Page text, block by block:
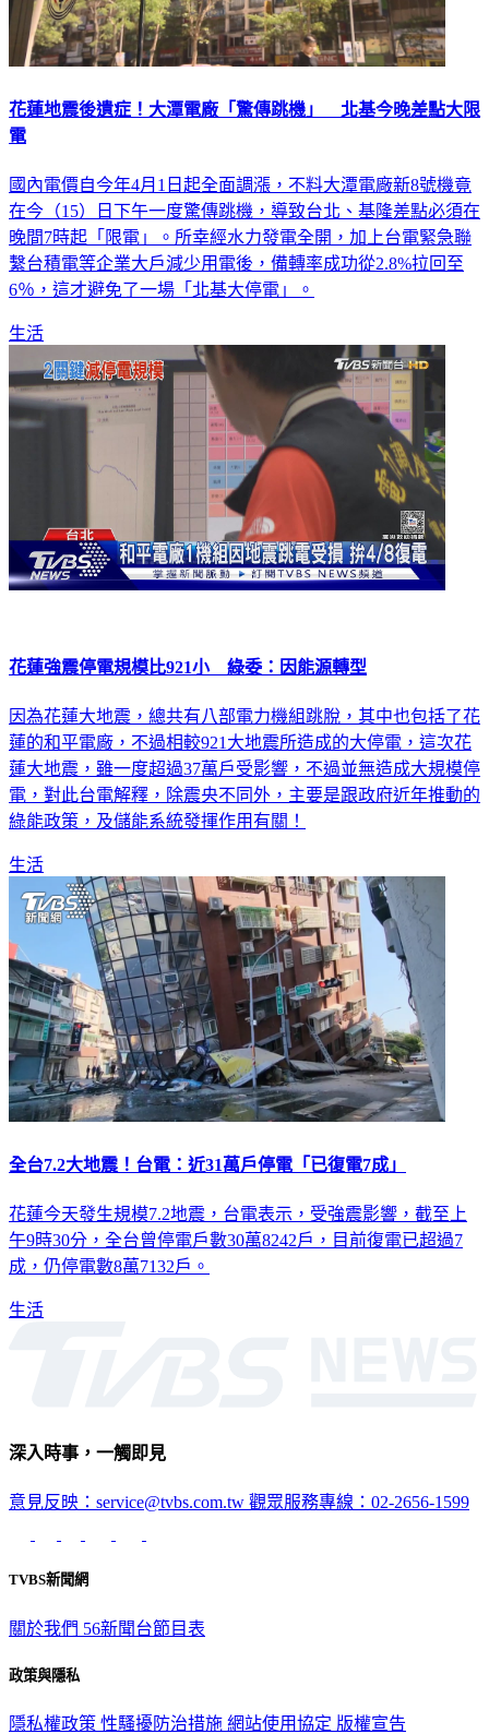
花蓮地震後遺症！大潭電廠「驚傳跳機」 北基今晚差點大限
電
國內電價自今年4月1日起全面調漲，不料大潭電廠新8號機竟
在今（15）日下午一度驚傳跳機，導致台北、基隆差點必須在
晚間7時起「限電」。所幸經水力發電全開，加上台電緊急聯
繫台積電等企業大戶減少用電後，備轉率成功從2.8%拉回至
6％，這才避免了一場「北基大停電」。
生活
花蓮強震停電規模比921小 綠委：因能源轉型
因為花蓮大地震，總共有八部電力機組跳脫，其中也包括了花
蓮的和平電廠，不過相較921大地震所造成的大停電，這次花
蓮大地震，雖一度超過37萬戶受影響，不過並無造成大規模停
電，對此台電解釋，除震央不同外，主要是跟政府近年推動的
綠能政策，及儲能系統發揮作用有關！
生活
全台7.2大地震！台電：近31萬戶停電「已復電7成」
花蓮今天發生規模7.2地震，台電表示，受強震影響，截至上
午9時30分，全台曾停電戶數30萬8242戶，目前復電已超過7
成，仍停電數8萬7132戶。
生活
深入時事，一觸即見
意見反映：service@tvbs.com.tw 觀眾服務專線：02-2656-1599
TVBS新聞網
關於我們 56新聞台節目表
政策與隱私
隱私權政策 性騷擾防治措施 網站使用協定 版權宣告